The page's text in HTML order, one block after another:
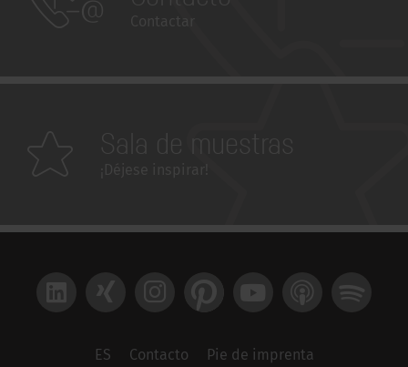
ES Contacto Pie de imprenta
Pinterest